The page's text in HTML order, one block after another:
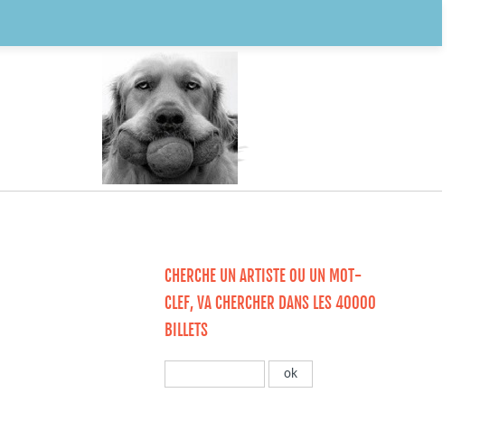
CHERCHE UN ARTISTE OU UN MOT-
CLEF, VA CHERCHER DANS LES 40000
BILLETS